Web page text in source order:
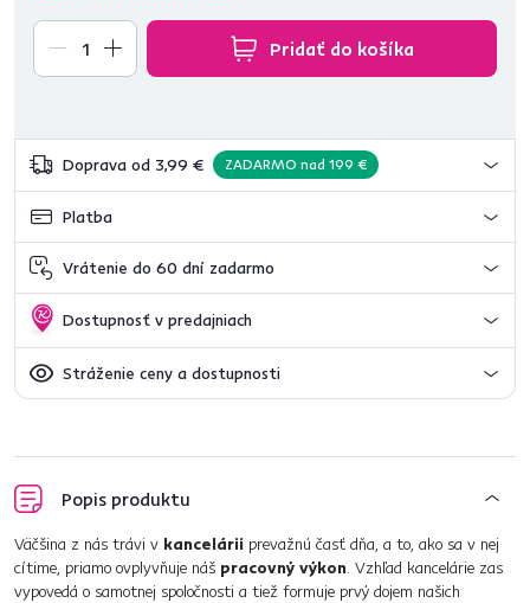
Pridať do košíka
Doprava od 3,99 € ZADARMO nad 199 €
Platba
Vrátenie do 60 dní zadarmo
Dostupnosť v predajniach
Stráženie ceny a dostupnosti
Popis produktu
Väčšina z nás trávi v kancelárii prevažnú časť dňa, a to, ako sa v nej
cítime, priamo ovplyvňuje náš pracovný výkon. Vzhľad kancelárie zas
vypovedá o samotnej spoločnosti a tiež formuje prvý dojem našich